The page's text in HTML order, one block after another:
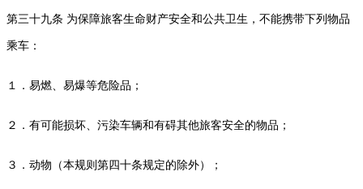
第三十九条 为保障旅客生命财产安全和公共卫生，不能携带下列物品
乘车：
１．易燃、易爆等危险品；
２．有可能损坏、污染车辆和有碍其他旅客安全的物品；
３．动物（本规则第四十条规定的除外）；